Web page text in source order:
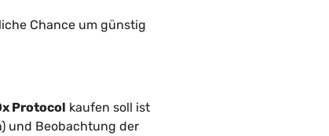
Chance um günstig
Protocol kaufen soll ist
und Beobachtung der